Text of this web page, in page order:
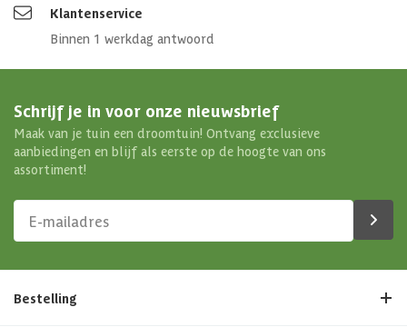
Klantenservice
Binnen 1 werkdag antwoord
Schrijf je in voor onze nieuwsbrief
Maak van je tuin een droomtuin! Ontvang exclusieve
aanbiedingen en blijf als eerste op de hoogte van ons
assortiment!
Bestelling